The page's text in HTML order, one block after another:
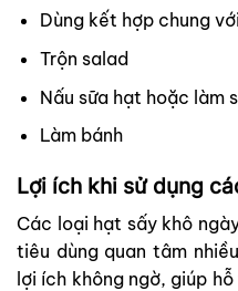
Dùng kết hợp chung
Trộn salad
Nấu sữa hạt hoặc làm
Làm bánh
Lợi ích khi sử dụng
Các loại hạt sấy khô
tiêu dùng quan tâm
lợi ích không ngờ, giúp